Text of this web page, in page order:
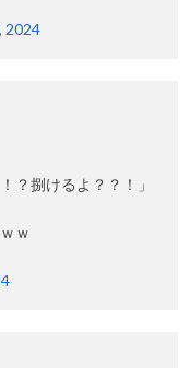
2024
？捌けるよ？？！」
ｗ